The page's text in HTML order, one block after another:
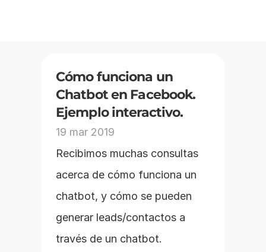
Cómo funciona un
Chatbot en Facebook.
Ejemplo interactivo.
19 mar 2019
Recibimos muchas consultas
acerca de cómo funciona un
chatbot, y cómo se pueden
generar leads/contactos a
través de un chatbot.